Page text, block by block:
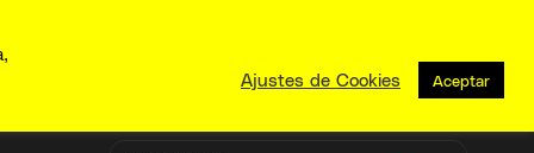
Ajustes de Cookies Aceptar